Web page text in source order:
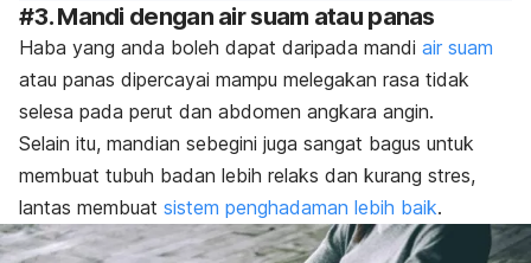
#3. Mandi dengan air suam atau panas
Haba yang anda boleh dapat daripada mandi air suam
atau panas dipercayai mampu melegakan rasa tidak
selesa pada perut dan abdomen angkara angin.
Selain itu, mandian sebegini juga sangat bagus untuk
membuat tubuh badan lebih relaks dan kurang stres,
lantas membuat sistem penghadaman lebih baik.